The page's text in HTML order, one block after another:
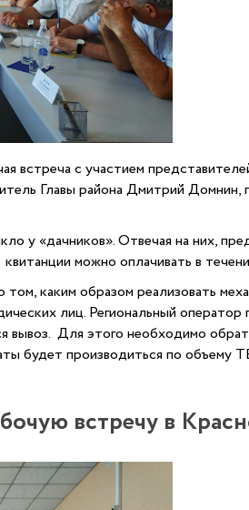
встреча с участием
Главы района Дмитрий
у «дачников». Отвечая на них,
можно оплачивать в
каким образом реализовать
лиц. Региональный
Для этого необходимо
будет производиться по объему
встречу в